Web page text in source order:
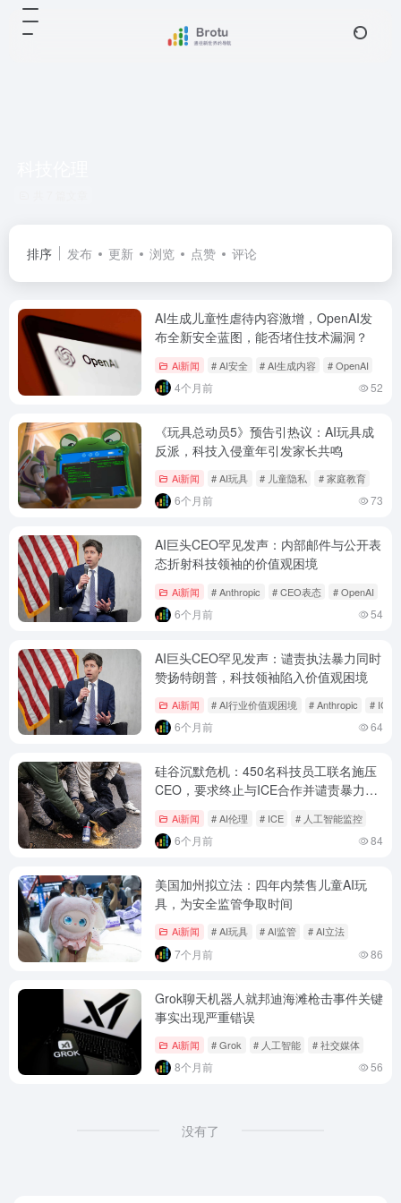
排序 发布 更新 浏览 点赞 评论
AI生成儿童性虐待内容激增，OpenAI发
布全新安全蓝图，能否堵住技术漏洞？
Ai新闻 # AI安全 # AI生成内容 # OpenAI
4个月前 52
《玩具总动员5》预告引热议：AI玩具成
反派，科技入侵童年引发家长共鸣
Ai新闻 # AI玩具 # 儿童隐私 # 家庭教育
6个月前 73
AI巨头CEO罕见发声：内部邮件与公开表
态折射科技领袖的价值观困境
Ai新闻 # Anthropic # CEO表态 # OpenAI
6个月前 54
AI巨头CEO罕见发声：谴责执法暴力同时
赞扬特朗普，科技领袖陷入价值观困境
Ai新闻 # AI行业价值观困境 # Anthropic # ICE
6个月前 64
硅谷沉默危机：450名科技员工联名施压
CEO，要求终止与ICE合作并谴责暴力执
Ai新闻 # AI伦理 # ICE # 人工智能监控
6个月前 84
美国加州拟立法：四年内禁售儿童AI玩
具，为安全监管争取时间
Ai新闻 # AI玩具 # AI监管 # AI立法
7个月前 86
Grok聊天机器人就邦迪海滩枪击事件关键
事实出现严重错误
Ai新闻 # Grok # 人工智能 # 社交媒体
8个月前 56
没有了